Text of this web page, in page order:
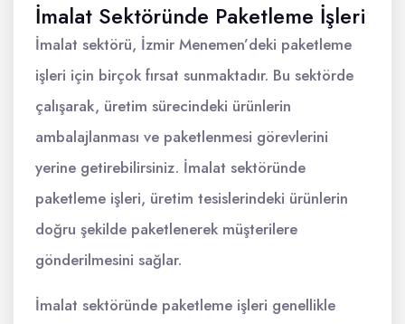
İmalat Sektöründe Paketleme İşleri
İmalat sektörü, İzmir Menemen’deki paketleme
işleri için birçok fırsat sunmaktadır. Bu sektörde
çalışarak, üretim sürecindeki ürünlerin
ambalajlanması ve paketlenmesi görevlerini
yerine getirebilirsiniz. İmalat sektöründe
paketleme işleri, üretim tesislerindeki ürünlerin
doğru şekilde paketlenerek müşterilere
gönderilmesini sağlar.
İmalat sektöründe paketleme işleri genellikle